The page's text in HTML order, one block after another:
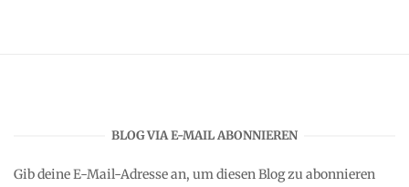
BLOG VIA E-MAIL ABONNIEREN
Gib deine E-Mail-Adresse an, um diesen Blog zu abonnieren